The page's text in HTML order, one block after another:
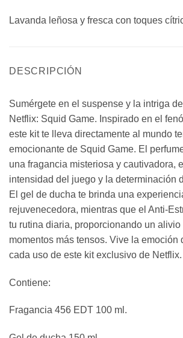
Lavanda leñosa y fresca con toques
DESCRIPCIÓN
Sumérgete en el suspense y la intriga
Netflix: Squid Game. Inspirado en el
este kit te lleva directamente al mundo
emocionante de Squid Game. El
una fragancia misteriosa y cautivadora,
intensidad del juego y la determinación
El gel de ducha te brinda una
rejuvenecedora, mientras que el Anti-
tu rutina diaria, proporcionando un
momentos más tensos. Vive la emoción
cada uso de este kit exclusivo de Netflix.
Contiene:
Fragancia 456 EDT 100 ml.